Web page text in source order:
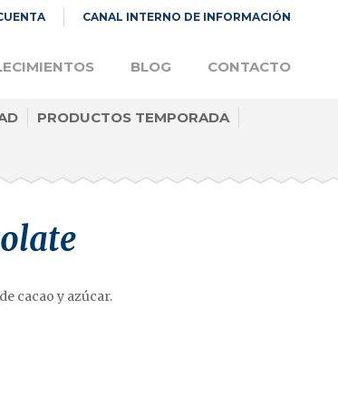
CANAL INTERNO DE INFORMACIÓN
BLOG CONTACTO
PRODUCTOS TEMPORADA
cacao y azúcar.